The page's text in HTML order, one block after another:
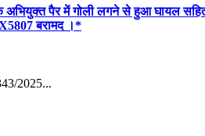
अभियुक्त पैर में गोली लगने से हुआ घायल
बरामद ।*
2025...